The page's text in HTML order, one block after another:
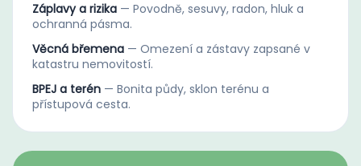
Záplavy a rizika — Povodně, sesuvy, radon, hluk a
ochranná pásma.
Věcná břemena — Omezení a zástavy zapsané v
katastru nemovitostí.
BPEJ a terén — Bonita půdy, sklon terénu a
přístupová cesta.